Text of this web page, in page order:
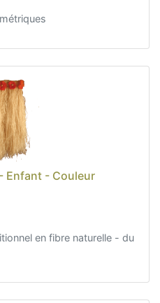
Enfant - Couleur
en fibre naturelle - du